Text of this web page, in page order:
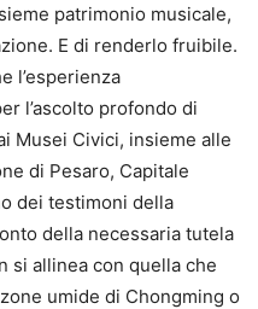
patrimonio musicale,
E di renderlo fruibile.
l’esperienza
l’ascolto profondo di
Musei Civici, insieme alle
di Pesaro, Capitale
dei testimoni della
della necessaria tutela
si allinea con quella che
umide di Chongming o